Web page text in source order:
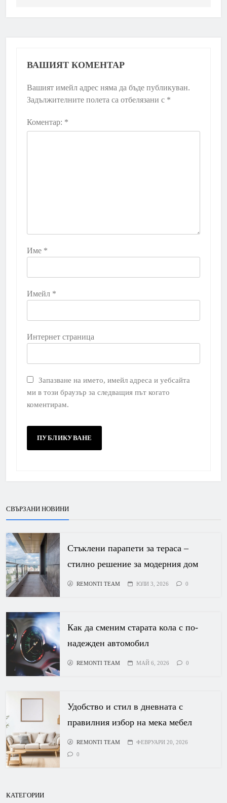
ВАШИЯТ КОМЕНТАР
Вашият имейл адрес няма да бъде публикуван.
Задължителните полета са отбелязани с *
Коментар: *
Име *
Имейл *
Интернет страница
Запазване на името, имейл адреса и уебсайта
ми в този браузър за следващия път когато
коментирам.
СВЪРЗАНИ НОВИНИ
Стъклени парапети за тераса –
стилно решение за модерния дом
REMONTI TEAM ЮЛИ 3, 2026 0
Как да сменим старата кола с по-
надежден автомобил
REMONTI TEAM МАЙ 6, 2026 0
Удобство и стил в дневната с
правилния избор на мека мебел
REMONTI TEAM
ФЕВРУАРИ 20, 2026
0
КАТЕГОРИИ